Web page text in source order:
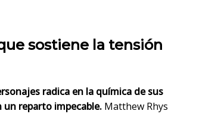
sostiene la tensión
radica en la química de sus
reparto impecable. Matthew Rhys